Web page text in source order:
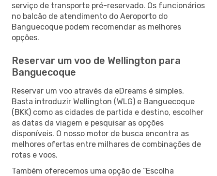
serviço de transporte pré-reservado. Os funcionários
no balcão de atendimento do Aeroporto do
Banguecoque podem recomendar as melhores
opções.
Reservar um voo de Wellington para
Banguecoque
Reservar um voo através da eDreams é simples.
Basta introduzir Wellington (WLG) e Banguecoque
(BKK) como as cidades de partida e destino, escolher
as datas da viagem e pesquisar as opções
disponíveis. O nosso motor de busca encontra as
melhores ofertas entre milhares de combinações de
rotas e voos.
Também oferecemos uma opção de “Escolha